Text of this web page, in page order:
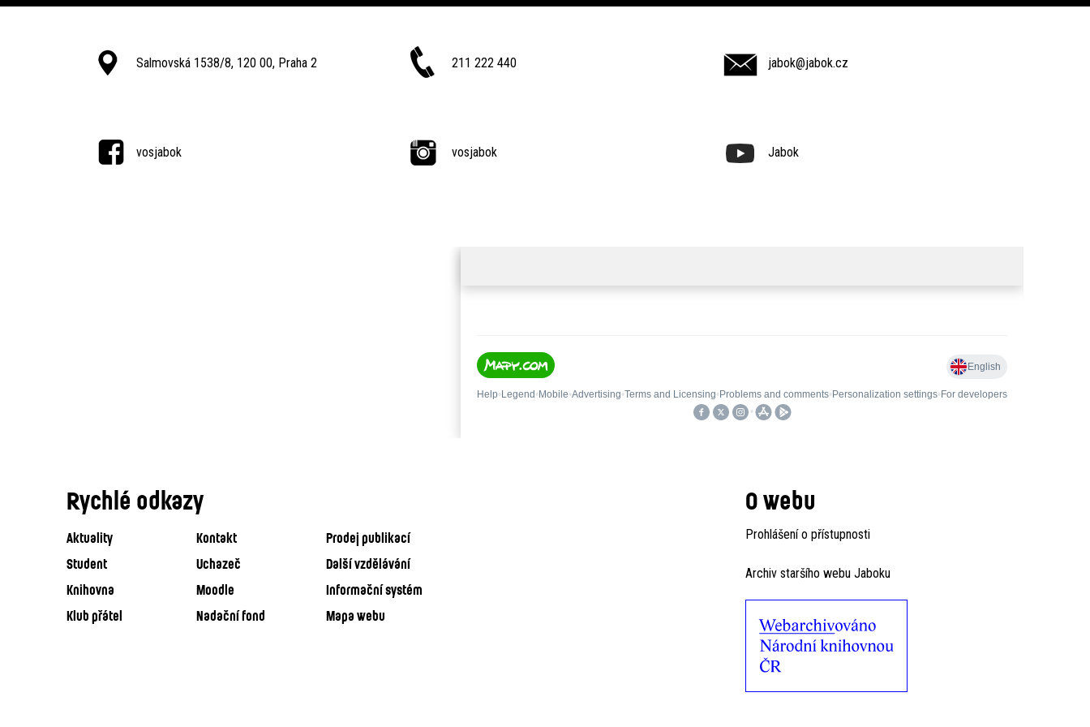
Salmovská 1538/8, 120 00, Praha 2 211 222 440 jabok@jabok.cz
vosjabok vosjabok Jabok
Rychlé odkazy
Aktuality Kontakt
Prodej publikací
Student
Uchazeč
Další vzdělávání
Knihovna
Moodle
Informační systém
Klub přátel
Nadační fond Mapa webu
O webu
Prohlášení o přístupnosti
Archiv staršího webu Jaboku